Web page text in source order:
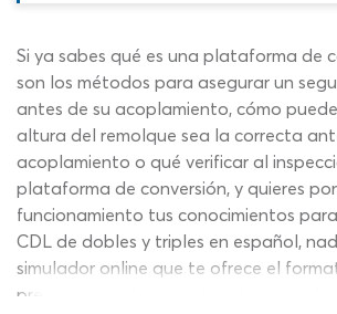
Si ya sabes qué es una plataforma de
son los métodos para asegurar un
antes de su acoplamiento, cómo
altura del remolque sea la correcta
acoplamiento o qué verificar al
plataforma de conversión, y quieres
funcionamiento tus conocimientos
CDL de dobles y triples en español,
simulador online que te ofrece el
preguntas reales y contenidos